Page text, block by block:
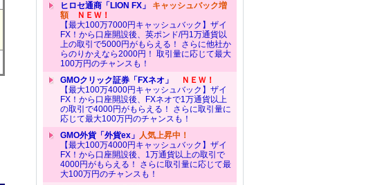
ヒロセ通商「LION FX」 キャッシュバック増
額ＮＥＷ！
【最大100万7000円キャッシュバック】ザイ
FX！から口座開設後、英ポンド/円1万通貨以
上の取引で5000円がもらえる！ さらに他社か
らのりかえなら2000円！ 取引量に応じて最大
100万円のチャンスも！
GMOクリック証券「FXネオ」
ＮＥＷ！
【最大100万4000円キャッシュバック】ザイ
FX！から口座開設後、FXネオで1万通貨以上
の取引で4000円がもらえる！ さらに取引量に
応じて最大100万円のチャンスも！
GMO外貨「外貨ex」 人気上昇中！
【最大100万4000円キャッシュバック】ザイ
FX！から口座開設後、1万通貨以上の取引で
4000円がもらえる！ さらに取引量に応じて最
大100万円のチャンスも！